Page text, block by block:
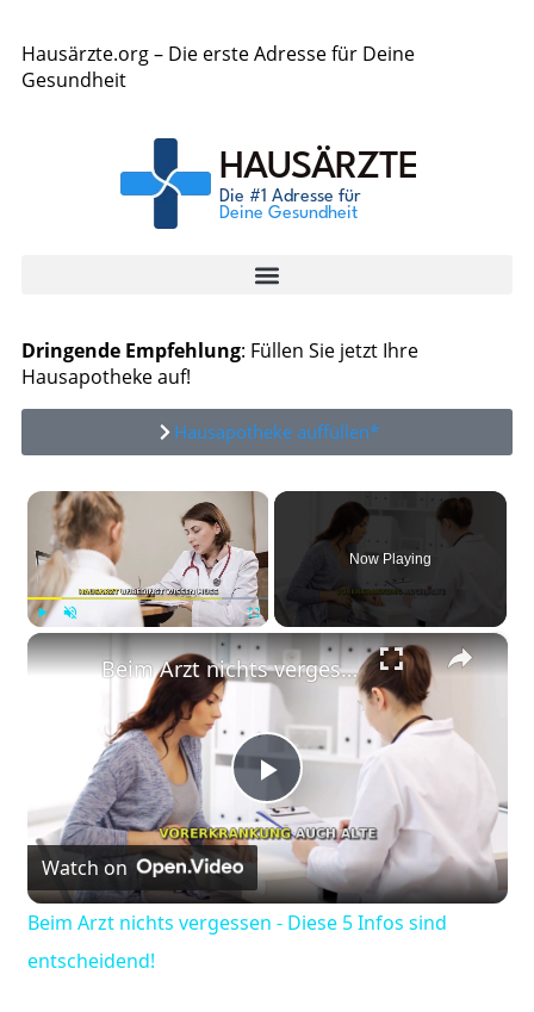
Hausärzte.org – Die erste Adresse für Deine
Gesundheit
Dringende Empfehlung: Füllen Sie jetzt Ihre
Hausapotheke auf!
Hausapotheke auffüllen*
×
Now Playing
×
Play
Video
Beim Arzt nichts vergessen - Diese 5 Infos sind entscheidend!
Watch on
Beim Arzt nichts vergessen - Diese 5 Infos sind
entscheidend!